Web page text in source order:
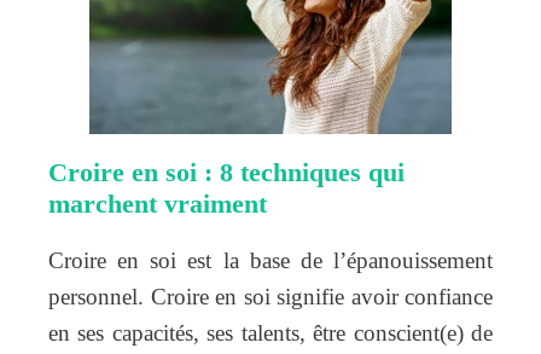
Croire en soi : 8 techniques qui
marchent vraiment
Croire en soi est la base de l’épanouissement
personnel. Croire en soi signifie avoir confiance
en ses capacités, ses talents, être conscient(e) de